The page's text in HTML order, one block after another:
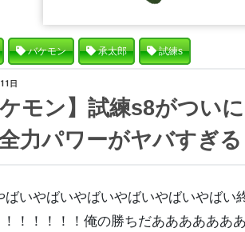
バケモン 承太郎 試練s
日
ケモン】試練s8が
力パワーがヤバすぎる
ばいやばいやばいやばいやばいやば
！！！！！！俺の勝ちだああああああ